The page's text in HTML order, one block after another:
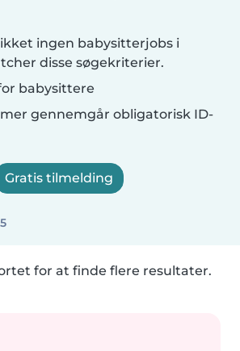
ingen babysitterjobs i
disse søgekriterier.
babysittere
gennemgår obligatorisk ID-
Gratis tilmelding
for at finde flere resultater.